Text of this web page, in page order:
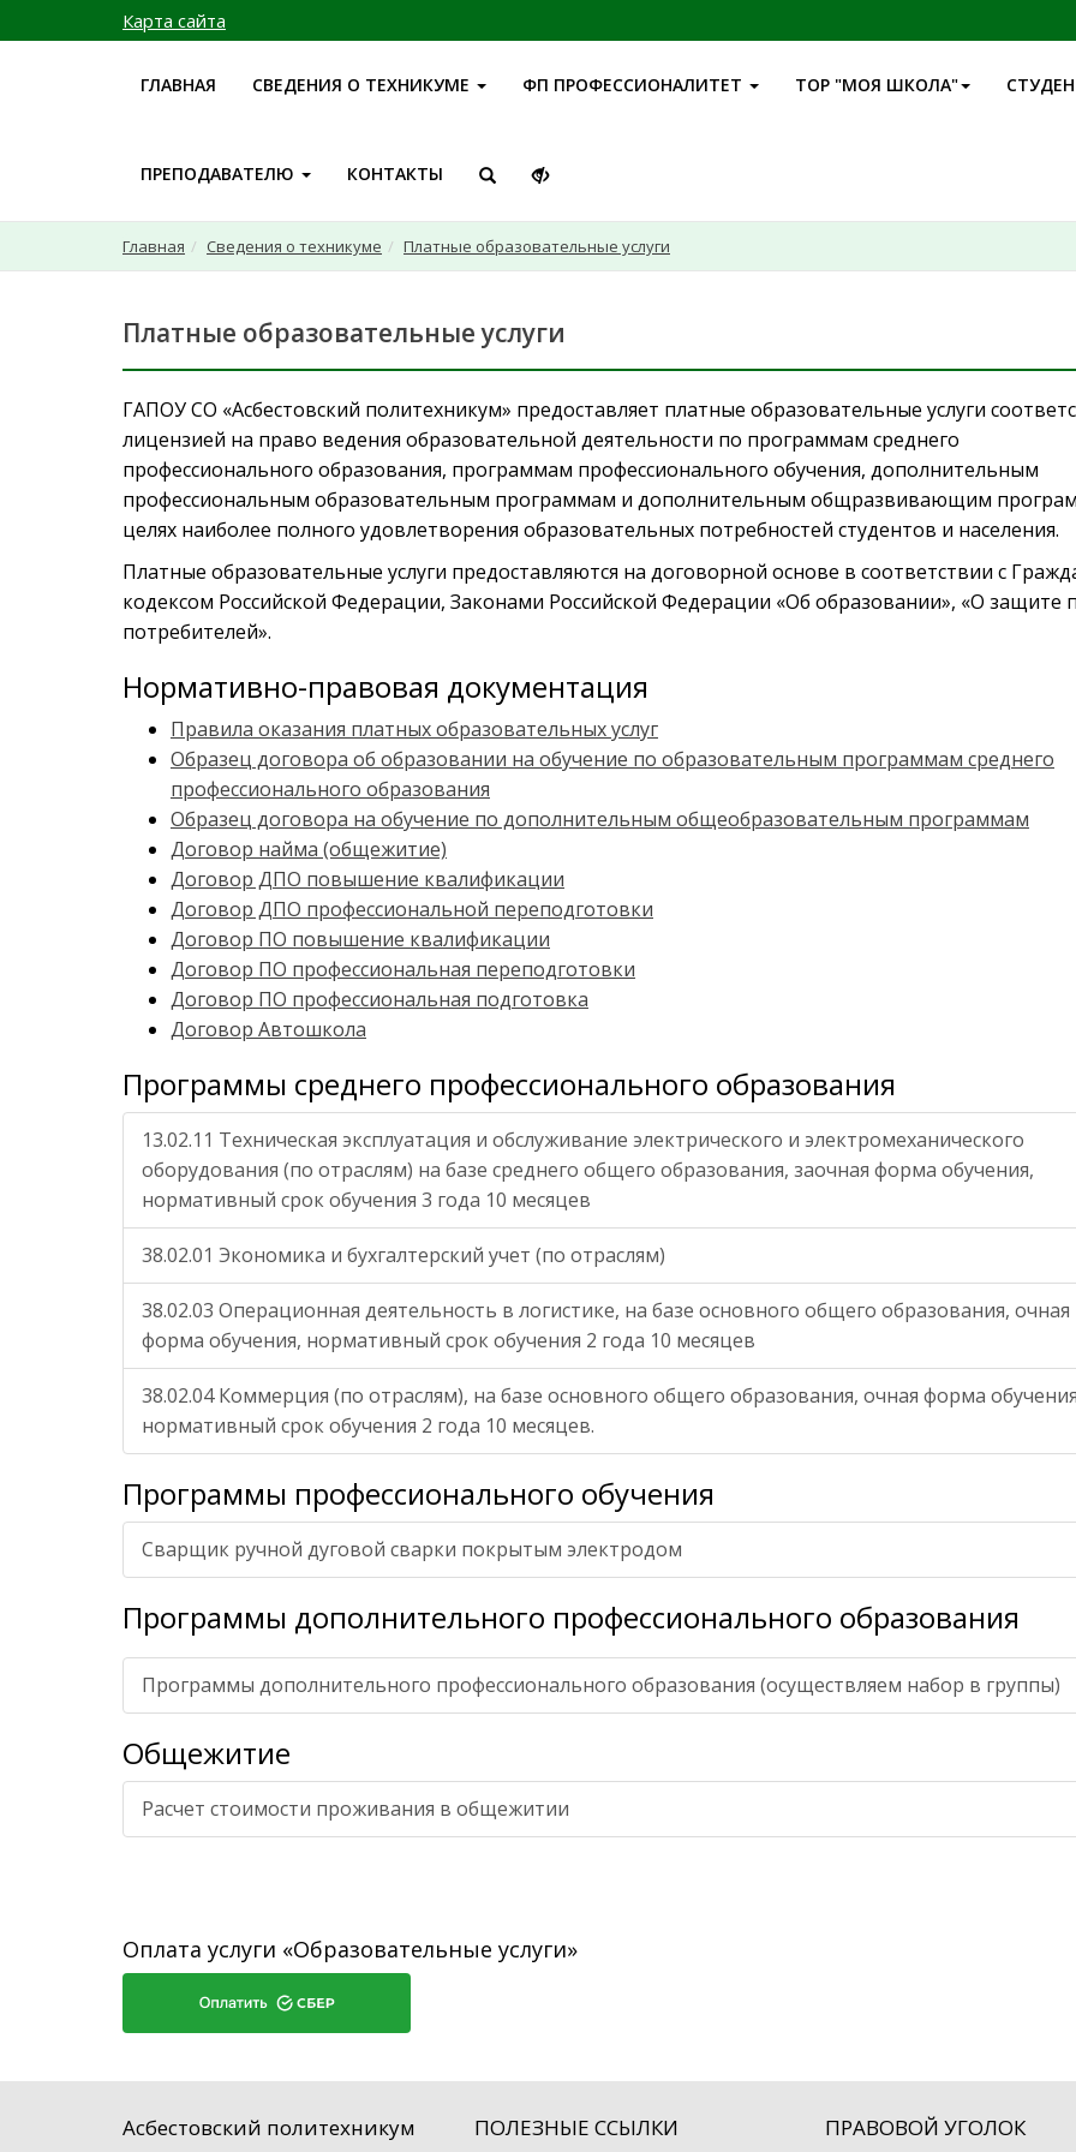
Карта сайта
ГЛАВНАЯ СВЕДЕНИЯ О ТЕХНИКУМЕ ФП ПРОФЕССИОНАЛИТЕТ ТОР "МОЯ ШКОЛА"
ПРЕПОДАВАТЕЛЮ КОНТАКТЫ
Главная Сведения о техникуме Платные образовательные услуги
Платные образовательные услуги
ГАПОУ СО «Асбестовский политехникум» предоставляет платные образовательные услуги
лицензией на право ведения образовательной деятельности по программам среднего
профессионального образования, программам профессионального обучения, дополнительным
профессиональным образовательным программам и дополнительным общразвивающим
целях наиболее полного удовлетворения образовательных потребностей студентов и населения.
Платные образовательные услуги предоставляются на договорной основе в соответствии с
кодексом Российской Федерации, Законами Российской Федерации «Об образовании», «О защите
потребителей».
Нормативно-правовая документация
Правила оказания платных образовательных услуг
Образец договора об образовании на обучение по образовательным программам среднего
профессионального образования
Образец договора на обучение по дополнительным общеобразовательным программам
Договор найма (общежитие)
Договор ДПО повышение квалификации
Договор ДПО профессиональной переподготовки
Договор ПО повышение квалификации
Договор ПО профессиональная переподготовки
Договор ПО профессиональная подготовка
Договор Автошкола
Программы среднего профессионального образования
13.02.11 Техническая эксплуатация и обслуживание электрического и электромеханического
оборудования (по отраслям) на базе среднего общего образования, заочная форма обучения,
нормативный срок обучения 3 года 10 месяцев
38.02.01 Экономика и бухгалтерский учет (по отраслям)
38.02.03 Операционная деятельность в логистике, на базе основного общего образования, очная
форма обучения, нормативный срок обучения 2 года 10 месяцев
38.02.04 Коммерция (по отраслям), на базе основного общего образования, очная форма
нормативный срок обучения 2 года 10 месяцев.
Программы профессионального обучения
Сварщик ручной дуговой сварки покрытым электродом
Программы дополнительного профессионального образования
Программы дополнительного профессионального образования (осуществляем набор в группы)
Общежитие
Расчет стоимости проживания в общежитии
Оплата услуги «Образовательные услуги»
Асбестовский политехникум ПОЛЕЗНЫЕ ССЫЛКИ ПРАВОВОЙ УГОЛОК